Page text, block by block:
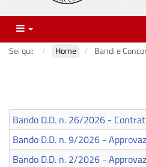
Menu
Sei qui: Home Bandi e
Bando D.D. n. 26/2026 -
Bando D.D. n. 9/2026 -
Bando D.D. n. 2/2026 -